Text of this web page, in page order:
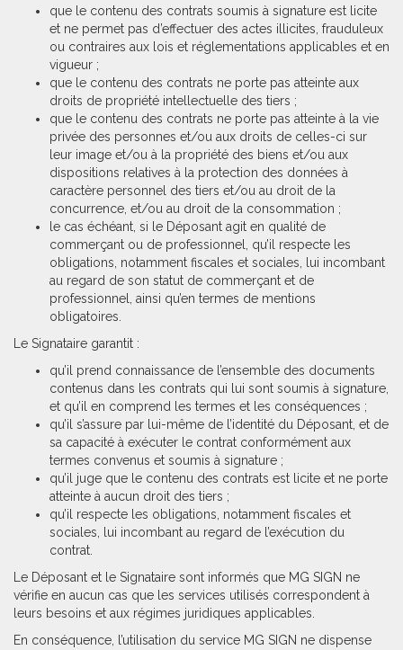
que le contenu des contrats soumis à signature est licite
et ne permet pas d’effectuer des actes illicites, frauduleux
ou contraires aux lois et réglementations applicables et en
vigueur ;
que le contenu des contrats ne porte pas atteinte aux
droits de propriété intellectuelle des tiers ;
que le contenu des contrats ne porte pas atteinte à la vie
privée des personnes et/ou aux droits de celles-ci sur
leur image et/ou à la propriété des biens et/ou aux
dispositions relatives à la protection des données à
caractère personnel des tiers et/ou au droit de la
concurrence, et/ou au droit de la consommation ;
le cas échéant, si le Déposant agit en qualité de
commerçant ou de professionnel, qu’il respecte les
obligations, notamment fiscales et sociales, lui incombant
au regard de son statut de commerçant et de
professionnel, ainsi qu’en termes de mentions
obligatoires.
Le Signataire garantit :
qu’il prend connaissance de l’ensemble des documents
contenus dans les contrats qui lui sont soumis à signature,
et qu’il en comprend les termes et les conséquences ;
qu’il s’assure par lui-même de l’identité du Déposant, et de
sa capacité à exécuter le contrat conformément aux
termes convenus et soumis à signature ;
qu’il juge que le contenu des contrats est licite et ne porte
atteinte à aucun droit des tiers ;
qu’il respecte les obligations, notamment fiscales et
sociales, lui incombant au regard de l’exécution du
contrat.
Le Déposant et le Signataire sont informés que MG SIGN ne
vérifie en aucun cas que les services utilisés correspondent à
leurs besoins et aux régimes juridiques applicables.
En conséquence, l’utilisation du service MG SIGN ne dispense